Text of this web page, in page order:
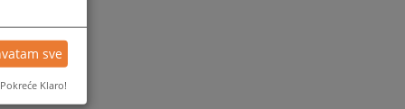
sve
Pokreće Klaro!